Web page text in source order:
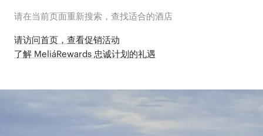
请在当前页面重新搜索，查找适合的酒店
请访问首页，查看促销活动
了解 MeliáRewards 忠诚计划的礼遇